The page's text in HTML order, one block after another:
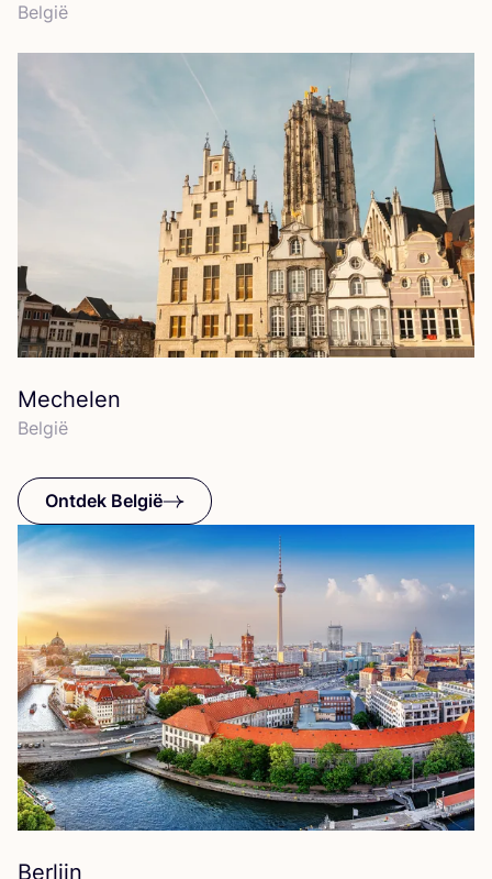
Bel­gië
Mechelen
Bel­gië
Ontdek België
Berlijn